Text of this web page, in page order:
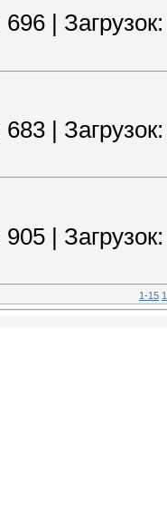
696
Загрузок:
683
Загрузок:
905 | Загрузок:
1-15